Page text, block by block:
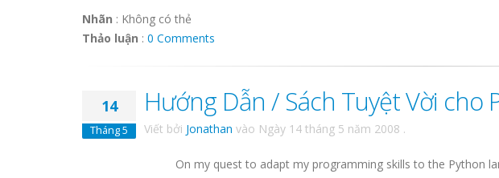
Nhãn : Không có thẻ
Thảo luận : 0 Comments
14
Tháng 5
Hướng Dẫn / Sách Tuyệt Vời cho
Viết bởi Jonathan vào Ngày 14 tháng 5 năm 2008 .
On my quest to adapt my programming skills to the Python